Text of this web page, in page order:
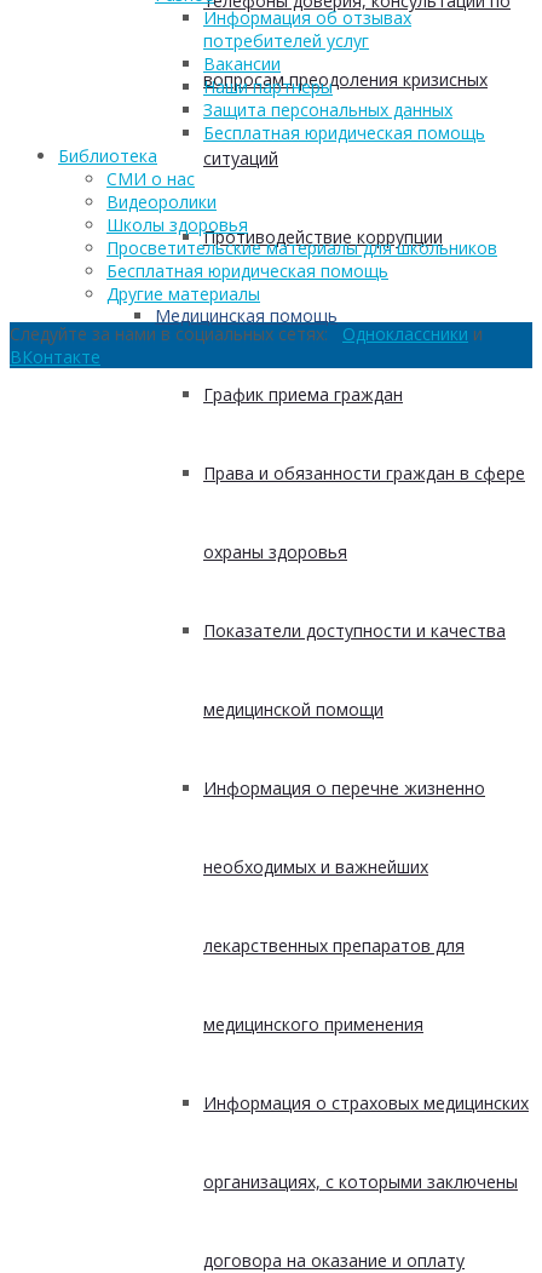
вопросам преодоления кризисных
ситуаций
Противодействие коррупции
Медицинская помощь
График приема граждан
Права и обязанности граждан в сфере
охраны здоровья
Показатели доступности и качества
медицинской помощи
Информация о перечне жизненно
необходимых и важнейших
лекарственных препаратов для
медицинского применения
Информация о страховых медицинских
организациях, с которыми заключены
договора на оказание и оплату
Информация об отзывах
потребителей услуг
Вакансии
Наши партнеры
Защита персональных данных
Бесплатная юридическая помощь
Библиотека
СМИ о нас
Видеоролики
Школы здоровья
Просветительские материалы для школьников
Бесплатная юридическая помощь
Другие материалы
Следуйте за нами в социальных сетях: Одноклассники и
ВКонтакте